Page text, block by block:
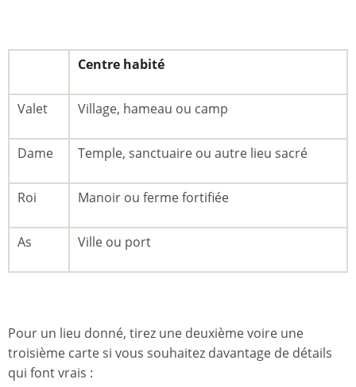
Centre habité
Valet Village, hameau ou camp
Dame Temple, sanctuaire ou autre lieu sacré
Roi Manoir ou ferme fortifiée
As Ville ou port
Pour un lieu donné, tirez une deuxième voire une
troisième carte si vous souhaitez davantage de détails
qui font vrais :